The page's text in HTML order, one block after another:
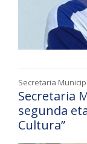
Secretaria
Secretaria
segunda
Cultura”